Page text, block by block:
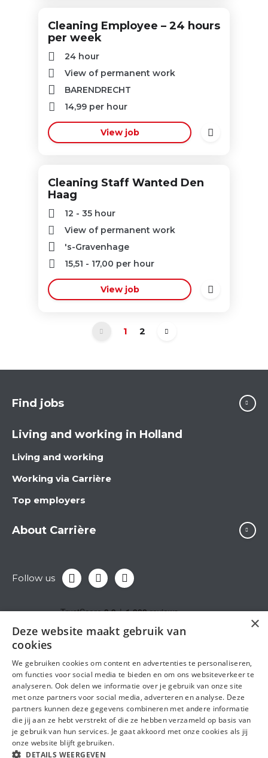
Cleaning Employee – 24 hours
per week
24 hour
View of permanent work
BARENDRECHT
14,99 per hour
View job
Cleaning Staff Wanted Den
Haag
12 - 35 hour
View of permanent work
's-Gravenhage
15,51 - 17,00 per hour
View job
1 2
Find jobs
Living and working in Holland
Living and working
Working via Carrière
Top employers
About Carrière
Follow us
×
Deze website maakt gebruik van
cookies
We gebruiken cookies om content en advertenties te personaliseren,
om functies voor social media te bieden en om ons websiteverkeer te
analyseren. Ook delen we informatie over je gebruik van onze site
met onze partners voor social media, adverteren en analyse. Deze
partners kunnen deze gegevens combineren met andere informatie
die jij aan ze hebt verstrekt of die ze hebben verzameld op basis van
je gebruik van hun services. Je gaat akkoord met onze cookies als jij
onze website blijft gebruiken.
DETAILS WEERGEVEN